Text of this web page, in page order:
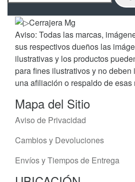
Aviso: Todas las marcas,
sus respectivos dueños las
ilustrativas y los productos
para fines ilustrativos y no deben
una afiliación o respaldo de esas
Mapa del Sitio
Aviso de Privacidad
Cambios y Devoluciones
Envíos y Tiempos de Entrega